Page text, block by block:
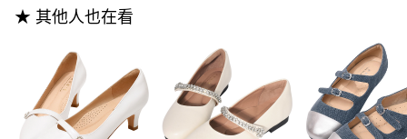
由本公司與您本人進行分期帳單所需資料之確認、核對及更正。
3.完整用戶服務條款，請詳閱以下連結：
客戶支援中心」https://netprotections.freshdesk.com/support/home
１．透過由恩沛科技股份有限公司提供之「AFTEE先享後付」服務完成之交
易，需依本服務之必要範圍內提供個人資料，並將交易相關給付款項請求債
權轉讓予恩沛科技股份有限公司。
２．關於個人資料處理事宜，請瀏覽以下網址：
https://aftee.tw/terms/#terms3
每筆NT$100，滿NT$999(含以上)免運費
每筆NT$100，滿NT$999(含以上)免運費
付款後7-11取貨
每筆NT$100，滿NT$999(含以上)免運費
★ 其他人也在看